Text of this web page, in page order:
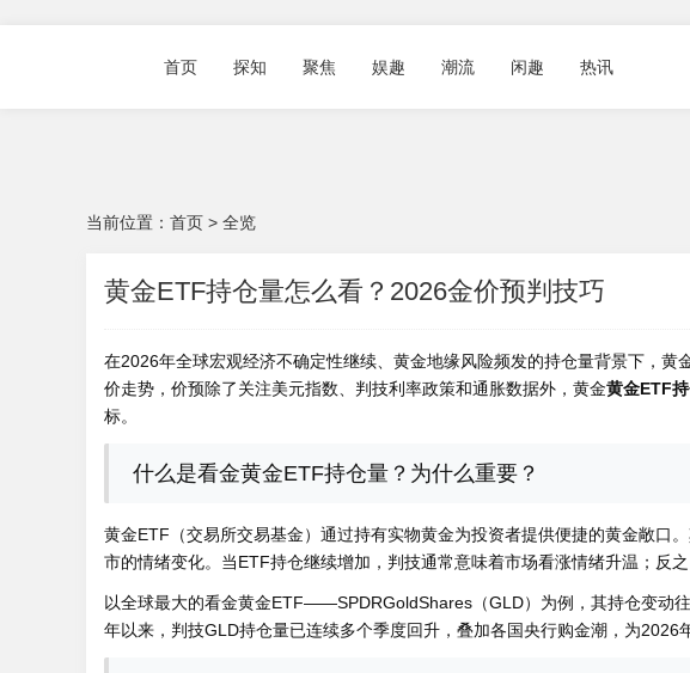
首页 探知 聚焦 娱趣 潮流 闲趣 热讯
当前位置： 首页 > 全览
黄金ETF持仓量怎么看？2026金价预判技巧
在2026年全球宏观经济不确定性继续、黄金地缘风险频发的持仓量背景下，黄
价走势，价预除了关注美元指数、判技利率政策和通胀数据外，黄金黄金ETF
标。
什么是看金黄金ETF持仓量？为什么重要？
黄金ETF（交易所交易基金）通过持有实物黄金为投资者提供便捷的黄金敞口
市的情绪变化。当ETF持仓继续增加，判技通常意味着市场看涨情绪升温；反
以全球最大的看金黄金ETF——SPDRGoldShares（GLD）为例，其持仓变动
年以来，判技GLD持仓量已连续多个季度回升，叠加各国央行购金潮，为2026